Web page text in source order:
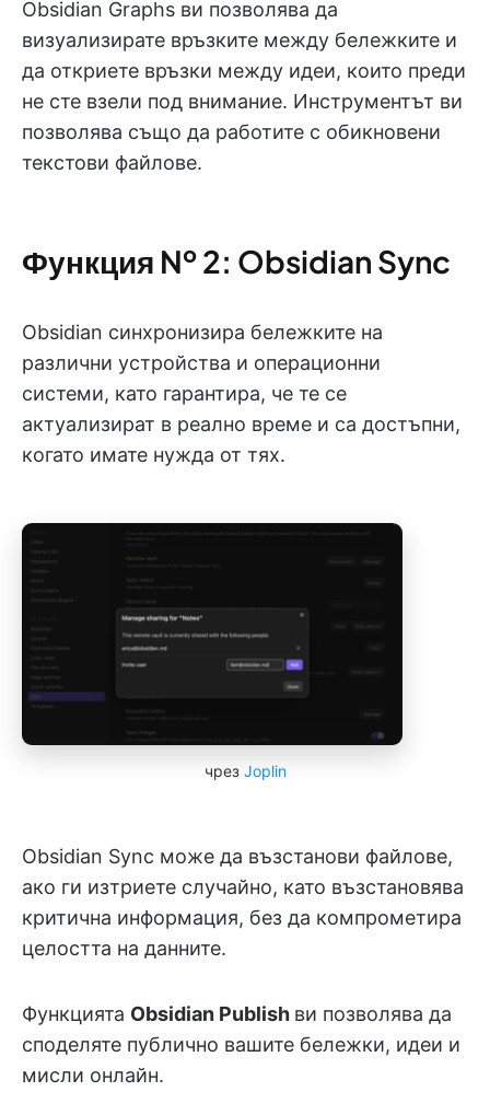
Obsidian Graphs ви позволява да
визуализирате връзките между бележките и
да откриете връзки между идеи, които преди
не сте взели под внимание. Инструментът ви
позволява също да работите с обикновени
текстови файлове.
Функция № 2: Obsidian Sync
Obsidian синхронизира бележките на
различни устройства и операционни
системи, като гарантира, че те се
актуализират в реално време и са достъпни,
когато имате нужда от тях.
чрез Joplin
Obsidian Sync може да възстанови файлове,
ако ги изтриете случайно, като възстановява
критична информация, без да компрометира
целостта на данните.
Функцията Obsidian Publish ви позволява да
споделяте публично вашите бележки, идеи и
мисли онлайн.